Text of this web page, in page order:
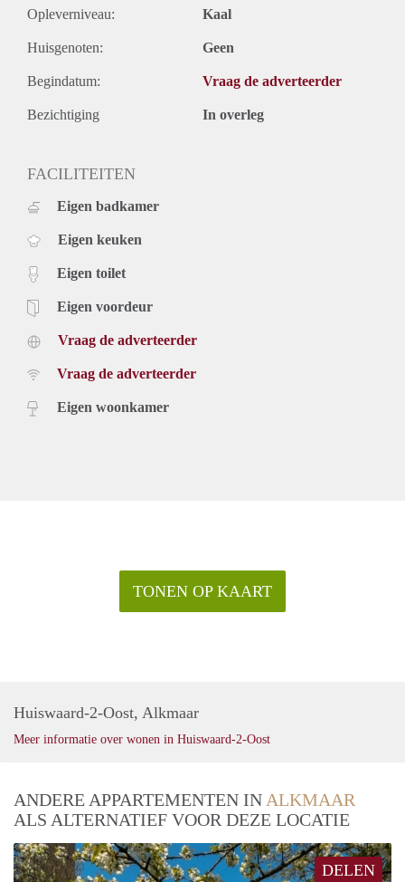
Opleverniveau: Kaal
Huisgenoten: Geen
Begindatum: Vraag de adverteerder
Bezichtiging In overleg
FACILITEITEN
Eigen badkamer
Eigen keuken
Eigen toilet
Eigen voordeur
Vraag de adverteerder
Vraag de adverteerder
Eigen woonkamer
TONEN OP KAART
Huiswaard-2-Oost, Alkmaar
Meer informatie over wonen in Huiswaard-2-Oost
ANDERE APPARTEMENTEN IN ALKMAAR
ALS ALTERNATIEF VOOR DEZE LOCATIE
DELEN